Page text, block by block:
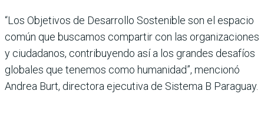
“Los Objetivos de Desarrollo Sostenible son el espacio
común que buscamos compartir con las organizaciones
y ciudadanos, contribuyendo así a los grandes desafíos
globales que tenemos como humanidad”, mencionó
Andrea Burt, directora ejecutiva de Sistema B Paraguay.